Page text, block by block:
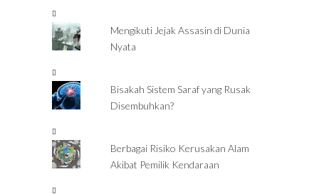
Mengikuti Jejak Assasin di Dunia
Nyata
Bisakah Sistem Saraf yang Rusak
Disembuhkan?
Berbagai Risiko Kerusakan Alam
Akibat Pemilik Kendaraan